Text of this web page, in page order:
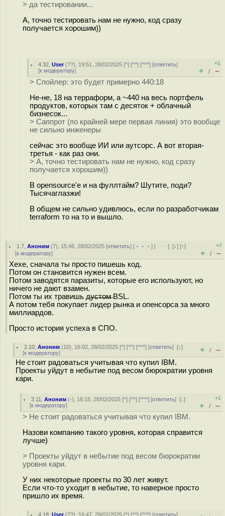
> да тестировании...
А, точно тестировать нам не нужно, код сразу
получается хорошим))
4.32 ,User(??), 19:51, 28/02/2025 [^] [^^] [^^^] [ответить]
[к модератору]
+1
+ / –
> Спойлер: это будет примерно 440:18
Не-не, 18 на терраформ, а ~440 на весь портфель
продуктов, которых там с десяток + облачный
бизнесок...
> Саппрот (по крайней мере первая линия) это вообще
не сильно инженеры
сейчас это вообще ИИ или аутсорс. А вот вторая-
третья - как раз они.
> А, точно тестировать нам не нужно, код сразу
получается хорошим))
В opensource'е и на фуллтайм? Шутите, поди?
Тысячаглазжи!
В общем не сильно удивлюсь, если по разработчикам
terraform то на то и вышло.
1.7 ,Аноним (7), 15:46, 28/02/2025 [ответить] [ ﹢﹢﹢] [ · · ·][↓] [↑]
[к модератору]
+7
+ / –
Хехе, сначала ты просто пишешь код.
Потом он становится нужен всем.
Потом заводятся паразиты, которые его используют, но
ничего не дают взамен.
Потом ты их травишь д̶у̶с̶т̶о̶м̶ BSL.
А потом тебя покупает лидер рынка и опенсорса за много
миллиардов.
Просто история успеха в СПО.
2.10 ,Аноним (10), 16:02, 28/02/2025 [^] [^^] [^^^] [ответить][↓]
[к модератору] + / –
Не стоит радоваться учитывая что купил IBM.
Проекты уйдут в небытие под весом бюрократии уровня
кари.
3.11 ,Аноним (-), 16:15, 28/02/2025 [^] [^^] [^^^] [ответить][↓]
[к модератору]
+1
+ / –
> Не стоит радоваться учитывая что купил IBM.
Назови компанию такого уровня, которая справится
лучше)
> Проекты уйдут в небытие под весом бюрократии
уровня кари.
У них некоторые проекты по 30 лет живут.
Если что-то уходит в небытие, то наверное просто
пришло их время.
4.18 ,User(??), 16:47, 28/02/2025 [^] [^^] [^^^] [ответить]